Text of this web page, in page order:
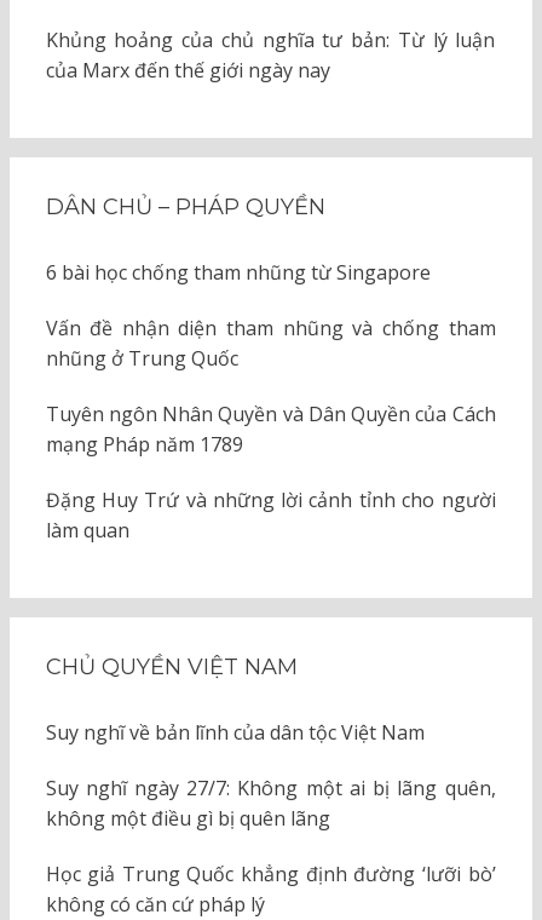
Khủng hoảng của chủ nghĩa tư bản: Từ lý luận
của Marx đến thế giới ngày nay
DÂN CHỦ – PHÁP QUYỀN
6 bài học chống tham nhũng từ Singapore
Vấn đề nhận diện tham nhũng và chống tham
nhũng ở Trung Quốc
Tuyên ngôn Nhân Quyền và Dân Quyền của Cách
mạng Pháp năm 1789
Đặng Huy Trứ và những lời cảnh tỉnh cho người
làm quan
CHỦ QUYỀN VIỆT NAM
Suy nghĩ về bản lĩnh của dân tộc Việt Nam
Suy nghĩ ngày 27/7: Không một ai bị lãng quên,
không một điều gì bị quên lãng
Học giả Trung Quốc khẳng định đường ‘lưỡi bò’
không có căn cứ pháp lý